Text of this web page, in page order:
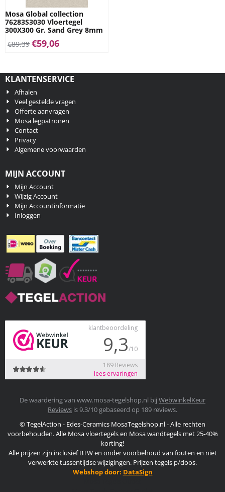
Mosa Global collection
76283S3030 Vloertegel
300X300 Gr. Sand Grey 8mm
€89,39 €59,06
KLANTENSERVICE
Afhalen
Veel gestelde vragen
Offerte aanvragen
Mosa legpatronen
Contact
Privacy
Algemene voorwaarden
MIJN ACCOUNT
Mijn Account
Wijzig Account
Mijn Accountinformatie
Inloggen
De waardering van www.mosa-tegelshop.nl bij WebwinkelKeur
Reviews is 9.3/10 gebaseerd op 189 reviews.
© TegelAction - Edes-Ceramics MosaTegelshop.nl - Alle rechten
voorbehouden. Alle Mosa vloertegels en Mosa wandtegels met 25-40%
korting!
Alle prijzen zijn inclusief BTW en onder voorbehoud van fouten en niet
verwerkte tussentijdse wijzigingen. Prijzen tegels p/doos.
Webshop door: DataSign